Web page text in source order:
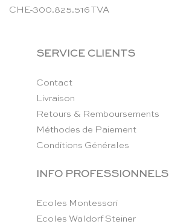
CHE-300.825.516 TVA
SERVICE CLIENTS
Contact
Livraison
Retours & Remboursements
Méthodes de Paiement
Conditions Générales
INFO PROFESSIONNELS
Ecoles Montessori
Ecoles Waldorf Steiner